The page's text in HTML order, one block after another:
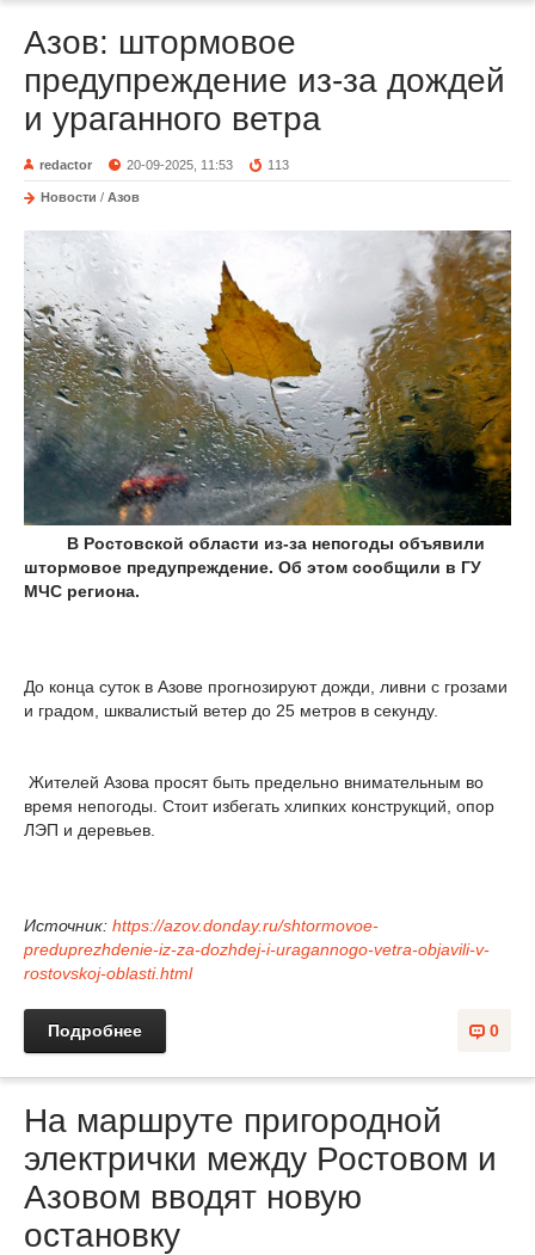
Азов: штормовое
предупреждение из-за дождей
и ураганного ветра
redactor 20-09-2025, 11:53 113
Новости / Азов
В Ростовской области из-за непогоды объявили
штормовое предупреждение. Об этом сообщили в ГУ
МЧС региона.
До конца суток в Азове прогнозируют дожди, ливни с грозами
и градом, шквалистый ветер до 25 метров в секунду.
Жителей Азова просят быть предельно внимательным во
время непогоды. Стоит избегать хлипких конструкций, опор
ЛЭП и деревьев.
Источник: https://azov.donday.ru/shtormovoe-
preduprezhdenie-iz-za-dozhdej-i-uragannogo-vetra-objavili-v-
rostovskoj-oblasti.html
0
Подробнее
На маршруте пригородной
электрички между Ростовом и
Азовом вводят новую
остановку